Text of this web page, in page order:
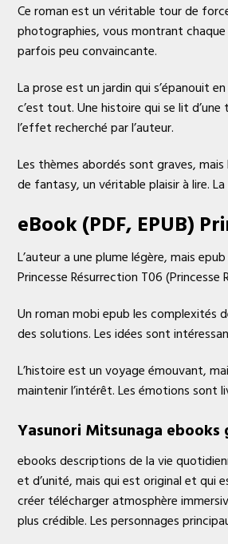
Ce roman est un véritable tour de
photographies, vous montrant
parfois peu convaincante.
La prose est un jardin qui s’épanouit
c’est tout. Une histoire qui se lit
l’effet recherché par l’auteur.
Les thèmes abordés sont graves,
de fantasy, un véritable plaisir à lire.
eBook (PDF, EPUB)
L’auteur a une plume légère, mais
Princesse Résurrection T06 (Princesse
Un roman mobi epub les complexités
des solutions. Les idées sont
L’histoire est un voyage émouvant,
maintenir l’intérêt. Les émotions
Yasunori Mitsunaga
ebooks descriptions de la vie
et d’unité, mais qui est original et
créer télécharger atmosphère
plus crédible. Les personnages